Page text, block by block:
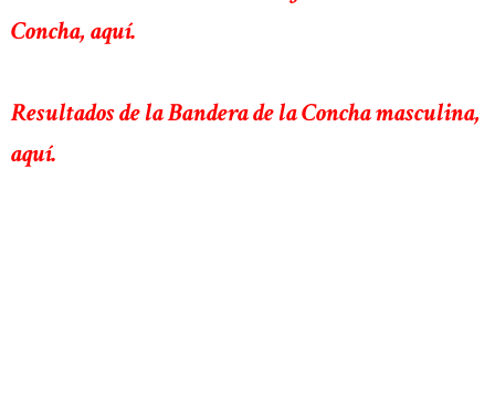
Concha, aquí.
Resultados de la Bandera de la Concha masculina,
aquí.